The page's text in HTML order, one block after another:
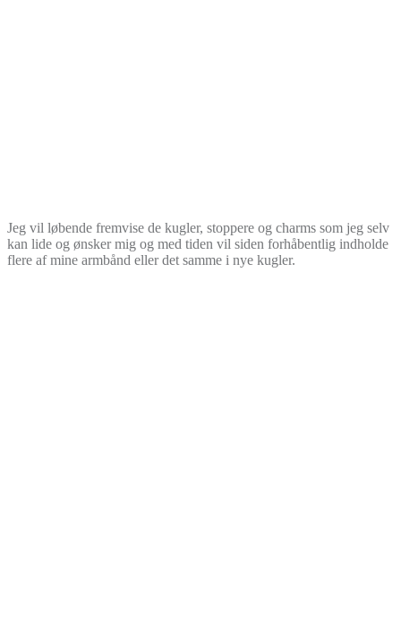
Jeg vil løbende fremvise de kugler, stoppere og charms som jeg selv
kan lide og ønsker mig og med tiden vil siden forhåbentlig indholde
flere af mine armbånd eller det samme i nye kugler.